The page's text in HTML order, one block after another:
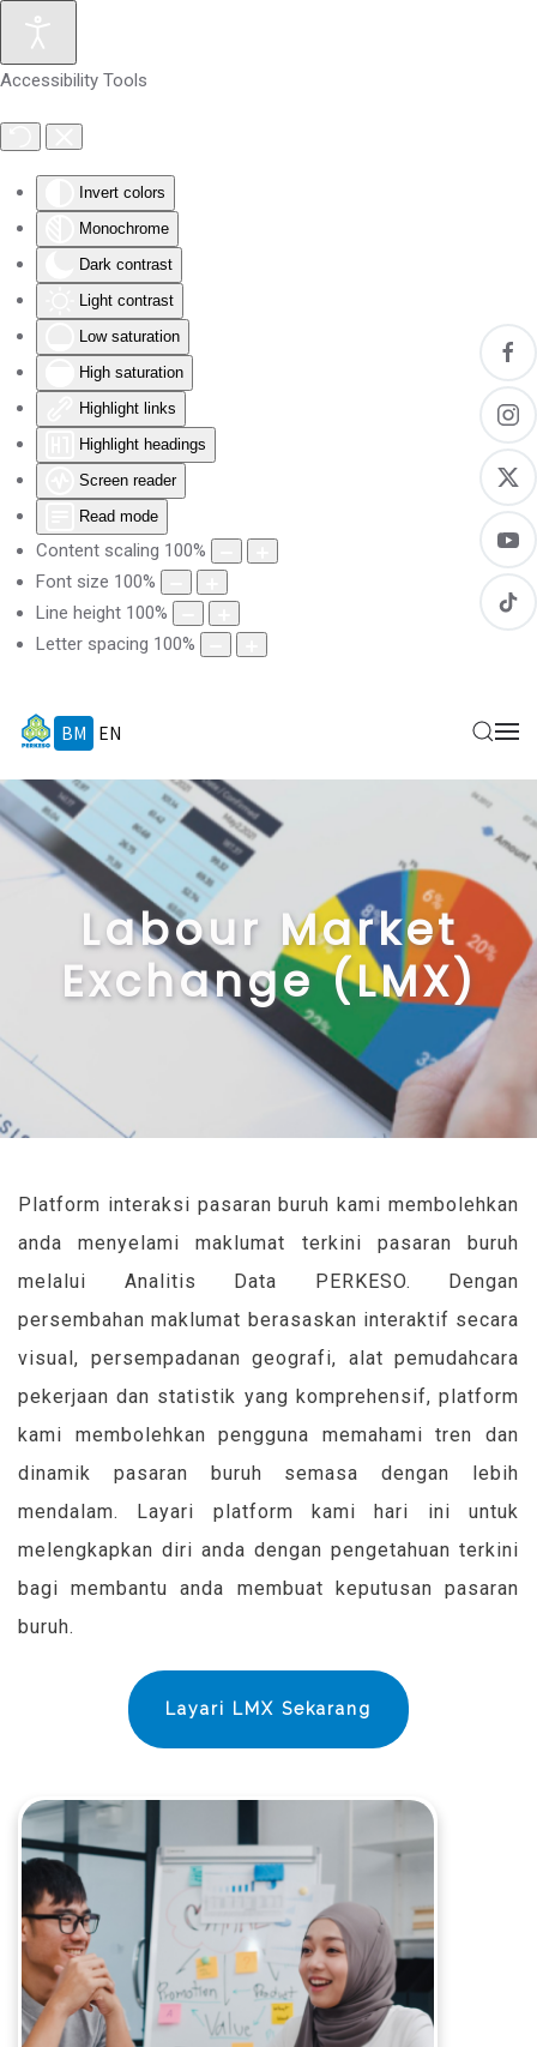
Accessibility Tools
Invert colors
Monochrome
Dark contrast
Light contrast
Low saturation
High saturation
Highlight links
Highlight headings
Screen reader
Read mode
Content scaling 100%
Font size 100%
Line height 100%
Letter spacing 100%
Skip to main content
BM EN
Labour Market
Exchange (LMX)
Platform interaksi pasaran buruh kami membolehkan
anda menyelami maklumat terkini pasaran buruh
melalui Analitis Data PERKESO. Dengan
persembahan maklumat berasaskan interaktif secara
visual, persempadanan geografi, alat pemudahcara
pekerjaan dan statistik yang komprehensif, platform
kami membolehkan pengguna memahami tren dan
dinamik pasaran buruh semasa dengan lebih
mendalam. Layari platform kami hari ini untuk
melengkapkan diri anda dengan pengetahuan terkini
bagi membantu anda membuat keputusan pasaran
buruh.
Layari LMX Sekarang